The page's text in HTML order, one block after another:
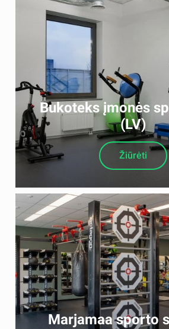
Bukoteks įmonės
(LV)
Žiūrėti
Marjamaa sporto